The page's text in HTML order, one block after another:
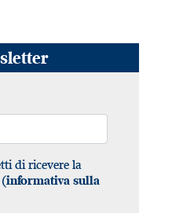
di ricevere la
informativa sulla